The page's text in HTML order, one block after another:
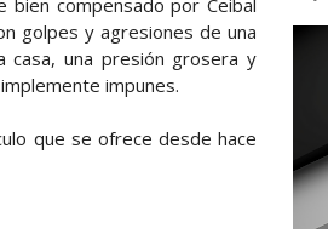
compensado por Ceibal
golpes y agresiones de una
una presión grosera y
impunes.
que se ofrece desde hace